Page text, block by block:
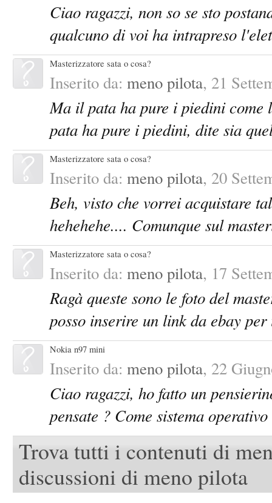
Ciao ragazzi, non so se sto
qualcuno di voi ha intrapreso
Masterizzatore sata o cosa?
Inserito da: meno pilota, 21
Ma il pata ha pure i piedini come
pata ha pure i piedini, dite sia
Masterizzatore sata o cosa?
Inserito da: meno pilota, 20
Beh, visto che vorrei acquistare
hehehehe.... Comunque sul
Masterizzatore sata o cosa?
Inserito da: meno pilota, 17
Ragà queste sono le foto del
posso inserire un link da ebay
Nokia n97 mini
Inserito da: meno pilota, 22
Ciao ragazzi, ho fatto un
pensate ? Come sistema
Trova tutti i contenuti di
discussioni di meno pilota